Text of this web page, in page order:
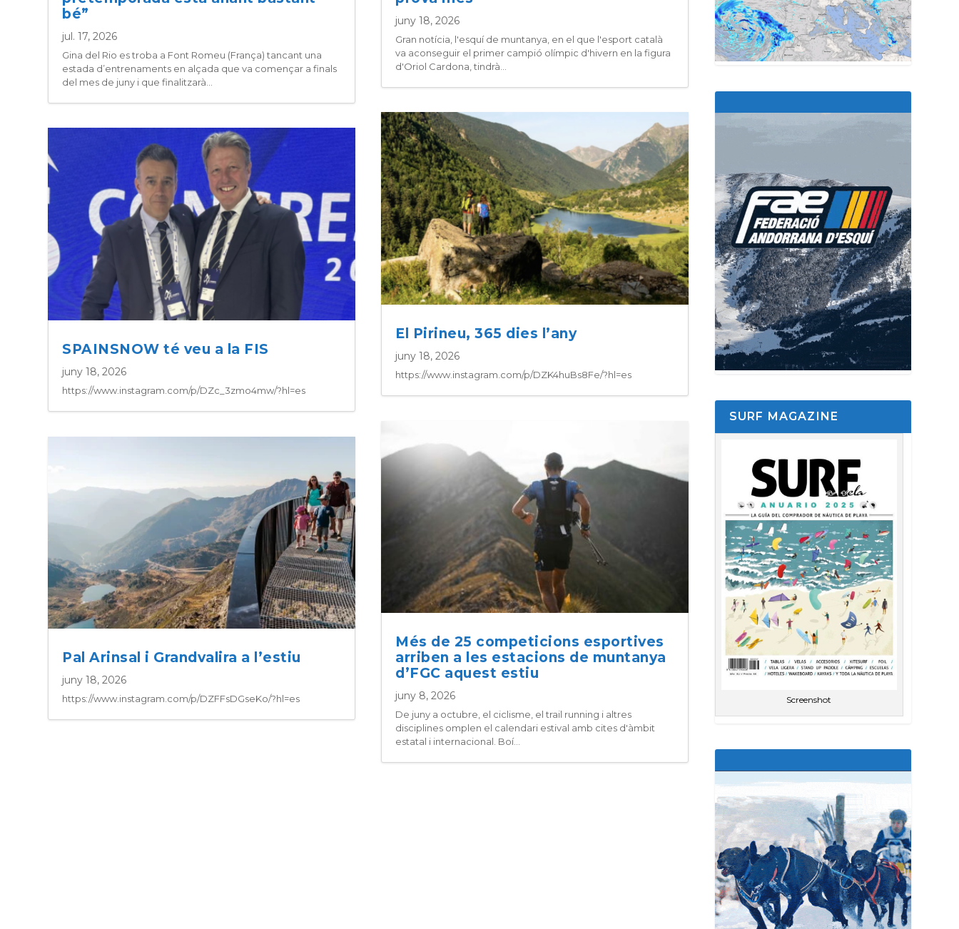
bé”
jul. 17, 2026
Gina del Rio es troba a Font Romeu (França) tancant una
estada d’entrenaments en alçada que va començar a finals
del mes de juny i que finalitzarà...
SPAINSNOW té veu a la FIS
juny 18, 2026
https://www.instagram.com/p/DZc_3zmo4mw/?hl=es
Pal Arinsal i Grandvalira a l’estiu
juny 18, 2026
https://www.instagram.com/p/DZFFsDGseKo/?hl=es
juny 18, 2026
Gran notícia, l'esquí de muntanya, en el que l'esport català
va aconseguir el primer campió olímpic d'hivern en la figura
d'Oriol Cardona, tindrà...
El Pirineu, 365 dies l’any
juny 18, 2026
https://www.instagram.com/p/DZK4huBs8Fe/?hl=es
Més de 25 competicions esportives
arriben a les estacions de muntanya
d’FGC aquest estiu
juny 8, 2026
De juny a octubre, el ciclisme, el trail running i altres
disciplines omplen el calendari estival amb cites d'àmbit
estatal i internacional. Boí...
SURF MAGAZINE
Screenshot